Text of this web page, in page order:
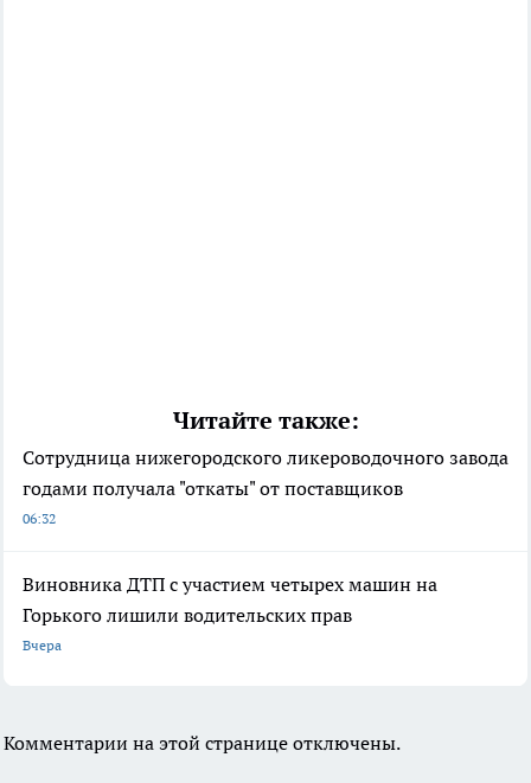
Читайте также:
Сотрудница нижегородского ликероводочного завода
годами получала "откаты" от поставщиков
06:32
Виновника ДТП с участием четырех машин на
Горького лишили водительских прав
Вчера
Комментарии на этой странице отключены.